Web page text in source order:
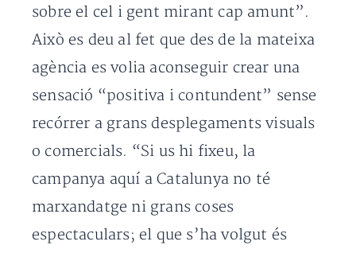
sobre el cel i gent mirant cap amunt”.
Això es deu al fet que des de la mateixa
agència es volia aconseguir crear una
sensació “positiva i contundent” sense
recórrer a grans desplegaments visuals
o comercials. “Si us hi fixeu, la
campanya aquí a Catalunya no té
marxandatge ni grans coses
espectaculars; el que s’ha volgut és